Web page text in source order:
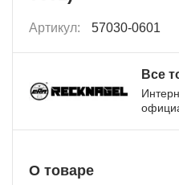
Артикул: 57030-0601
Все
О товаре